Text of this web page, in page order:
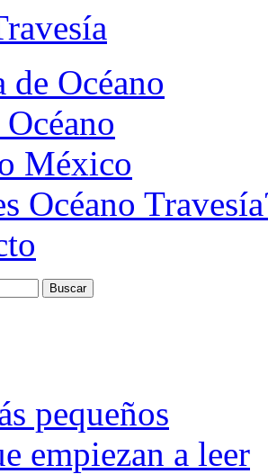
de Océano
México
Océano
pequeños
empiezan a leer